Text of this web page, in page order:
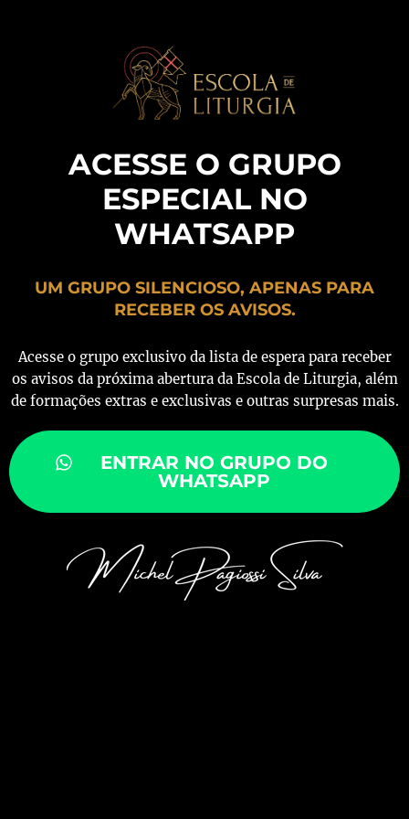
ACESSE O GRUPO
ESPECIAL NO
WHATSAPP
UM GRUPO SILENCIOSO, APENAS PARA
RECEBER OS AVISOS.
Acesse o grupo exclusivo da lista de espera para receber
os avisos da próxima abertura da Escola de Liturgia, além
de formações extras e exclusivas e outras surpresas mais.
ENTRAR NO GRUPO DO
WHATSAPP